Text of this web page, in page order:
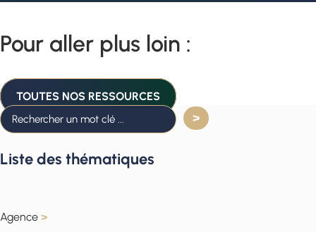
Pour aller plus loin :
TOUTES NOS RESSOURCES
Liste des thématiques
Agence >